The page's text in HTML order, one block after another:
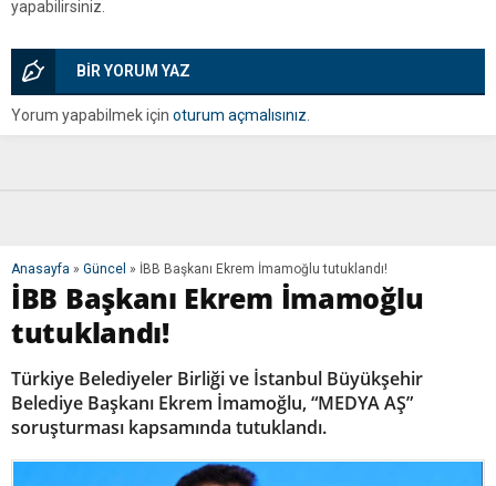
yapabilirsiniz.
BİR YORUM YAZ
Yorum yapabilmek için oturum açmalısınız
Anasayfa » Güncel » İBB Başkanı Ekrem İmamoğlu tutuklandı!
İBB Başkanı Ekrem İmamoğlu
tutuklandı!
Türkiye Belediyeler Birliği ve İstanbul Büyükşehir
Belediye Başkanı Ekrem İmamoğlu, “MEDYA AŞ”
soruşturması kapsamında tutuklandı.